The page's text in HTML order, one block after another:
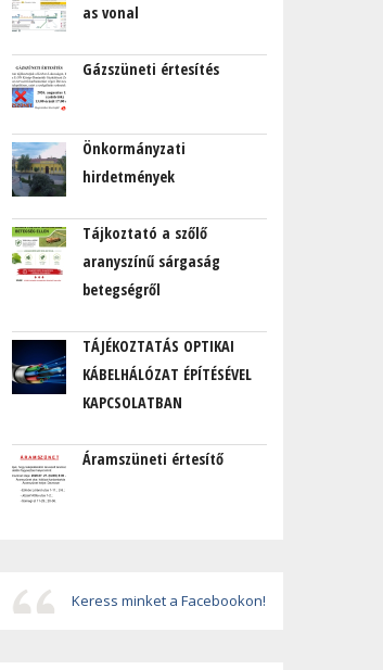
as vonal
Gázszüneti értesítés
Önkormányzati
hirdetmények
Tájkoztató a szőlő
aranyszínű sárgaság
betegségről
TÁJÉKOZTATÁS OPTIKAI
KÁBELHÁLÓZAT ÉPÍTÉSÉVEL
KAPCSOLATBAN
Áramszüneti értesítő
Keress minket a Facebookon!